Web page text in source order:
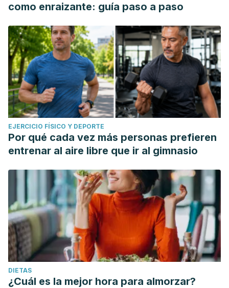
como enraizante: guía paso a paso
EJERCICIO FÍSICO Y DEPORTE
Por qué cada vez más personas prefieren
entrenar al aire libre que ir al gimnasio
DIETAS
¿Cuál es la mejor hora para almorzar?